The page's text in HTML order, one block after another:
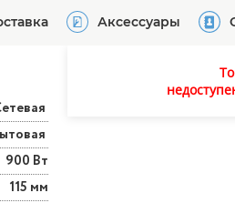
Аксессуары
900 Вт
115 мм